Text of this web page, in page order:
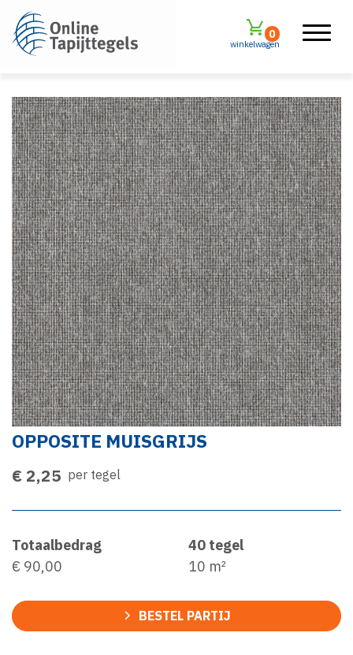
winkelwagen
0
OPPOSITE MUISGRIJS
€ 2,25 per tegel
Totaalbedrag
€ 90,00
40 tegel
10 m²
BESTEL PARTIJ